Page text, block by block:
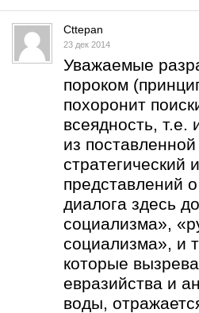
Cttepan
23 дек 2014
Уважаемые
пороком
похоронит
всеядность,
из
стратегический
представлений
диалога здесь
социализма»,
социализма», и
которые
евразийства и
воды,